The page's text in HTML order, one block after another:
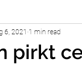
pirkt
6, 2021 1 min read